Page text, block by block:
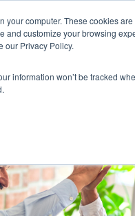
your computer. These cookies
and customize your browsing
our Privacy Policy.
information won’t be tracked